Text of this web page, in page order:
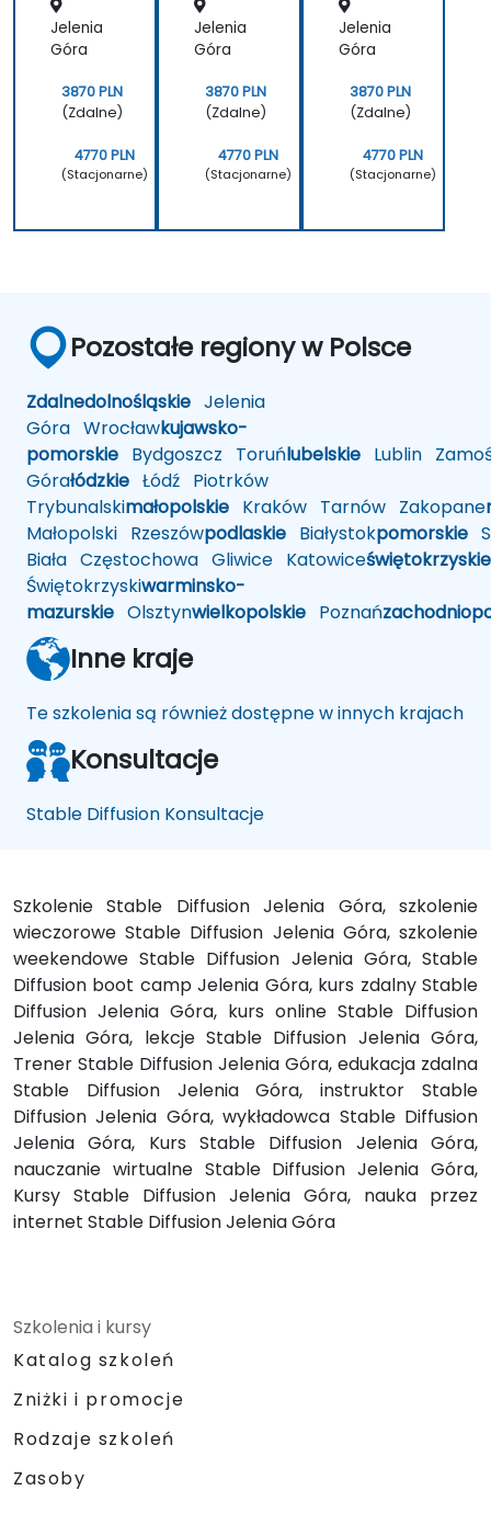
Jelenia
Góra
3870 PLN
(Zdalne)
4770 PLN
(Stacjonarne)
obrazó
w z
tekstu
Jelenia
Góra
3870 PLN
(Zdalne)
4770 PLN
(Stacjonarne)
Jelenia
Góra
3870 PLN
(Zdalne)
4770 PLN
(Stacjonarne)
Pozostałe regiony w Polsce
Zdalnedolnośląskie Jelenia
Góra Wrocławkujawsko-
pomorskie Bydgoszcz Toruńlubelskie Lublin
Górałódzkie Łódź Piotrków
Trybunalskimałopolskie Kraków Tarnów Zakopane
Małopolski Rzeszówpodlaskie Białystokpomorskie
Biała Częstochowa Gliwice Katowiceświętokrzyskie
Świętokrzyskiwarminsko-
mazurskie Olsztynwielkopolskie Poznań
Inne kraje
Te szkolenia są również dostępne w innych krajach
Konsultacje
Stable Diffusion Konsultacje
Szkolenie Stable Diffusion Jelenia Góra, szkolenie
wieczorowe Stable Diffusion Jelenia Góra, szkolenie
weekendowe Stable Diffusion Jelenia Góra, Stable
Diffusion boot camp Jelenia Góra, kurs zdalny Stable
Diffusion Jelenia Góra, kurs online Stable Diffusion
Jelenia Góra, lekcje Stable Diffusion Jelenia Góra,
Trener Stable Diffusion Jelenia Góra, edukacja zdalna
Stable Diffusion Jelenia Góra, instruktor Stable
Diffusion Jelenia Góra, wykładowca Stable Diffusion
Jelenia Góra, Kurs Stable Diffusion Jelenia Góra,
nauczanie wirtualne Stable Diffusion Jelenia Góra,
Kursy Stable Diffusion Jelenia Góra, nauka przez
internet Stable Diffusion Jelenia Góra
Szkolenia i kursy
Katalog szkoleń
Zniżki i promocje
Rodzaje szkoleń
Zasoby